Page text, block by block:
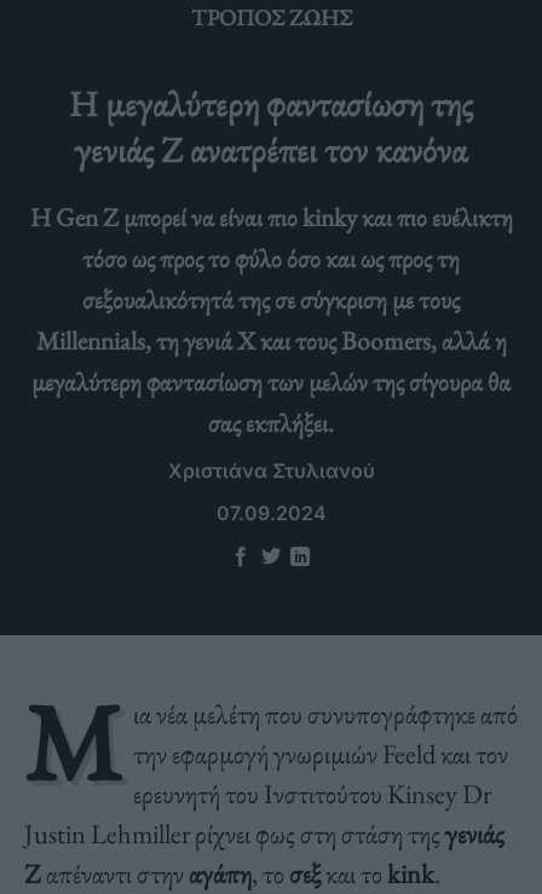
ΤΡΌΠΟΣ ΖΩΉΣ
Η μεγαλύτερη φαντασίωση της
γενιάς Ζ ανατρέπει τον κανόνα
Η Gen Z μπορεί να είναι πιο kinky και πιο ευέλικτη
τόσο ως προς το φύλο όσο και ως προς τη
σεξουαλικότητά της σε σύγκριση με τους
Millennials, τη γενιά X και τους Boomers, αλλά η
μεγαλύτερη φαντασίωση των μελών της σίγουρα θα
σας εκπλήξει.
Χριστιάνα Στυλιανού
07.09.2024
Μ ια νέα μελέτη που συνυπογράφτηκε από
την εφαρμογή γνωριμιών Feeld και τον
ερευνητή του Ινστιτούτου Kinsey Dr
Justin Lehmiller ρίχνει φως στη στάση τηςγενιάς
Ζαπέναντι στην αγάπη, το σεξκαι τοkink.